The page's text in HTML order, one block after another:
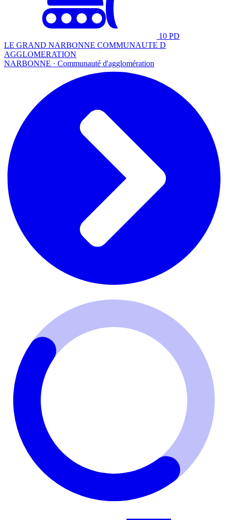
10 PD
LE GRAND NARBONNE COMMUNAUTE D
AGGLOMERATION
NARBONNE · Communauté d'agglomération